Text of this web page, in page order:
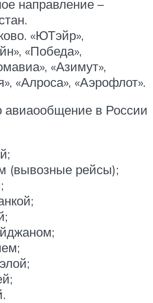
направление –
«ЮТэйр»,
«Победа»,
«Азимут»,
«Алроса», «Аэрофлот».
авиаообщение в России
(вывозные рейсы);